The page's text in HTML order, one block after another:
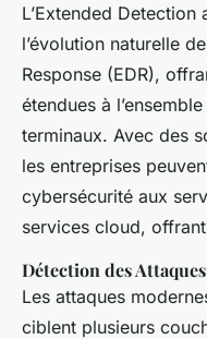
L’Extended Detection
l’évolution naturelle
Response (EDR),
étendues à
terminaux. Avec des
les entreprises
cybersécurité aux
services cloud,
Détection des
Les attaques
ciblent plusieurs